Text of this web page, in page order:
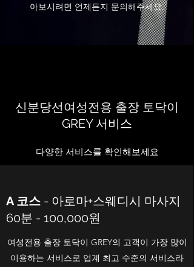
아보시려면 언제든지 문의해주세요.
신분당선여성전용 출장 토닥이
GREY 서비스
다양한 서비스를 확인해보세요
A 코스 - 아로마+스웨디시 마사지
60분 - 100,000원
여성전용 출장 토닥이 GREY의 고객이 가장 많이
이용하는 서비스로 업계 최고 수준의 서비스라